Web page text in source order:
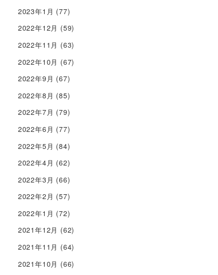
2023年1月 (77)
2022年12月 (59)
2022年11月 (63)
2022年10月 (67)
2022年9月 (67)
2022年8月 (85)
2022年7月 (79)
2022年6月 (77)
2022年5月 (84)
2022年4月 (62)
2022年3月 (66)
2022年2月 (57)
2022年1月 (72)
2021年12月 (62)
2021年11月 (64)
2021年10月 (66)